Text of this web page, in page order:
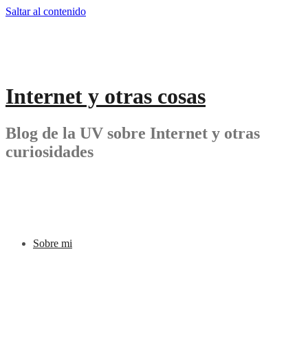
Saltar al contenido
Internet y otras cosas
Blog de la UV sobre Internet y otras
curiosidades
Sobre mi